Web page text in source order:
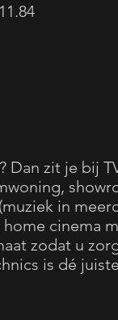
zit je bij
in
cinema
zodat u
is dé